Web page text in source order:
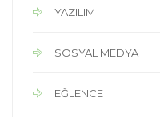
YAZILIM
SOSYAL MEDYA
EĞLENCE